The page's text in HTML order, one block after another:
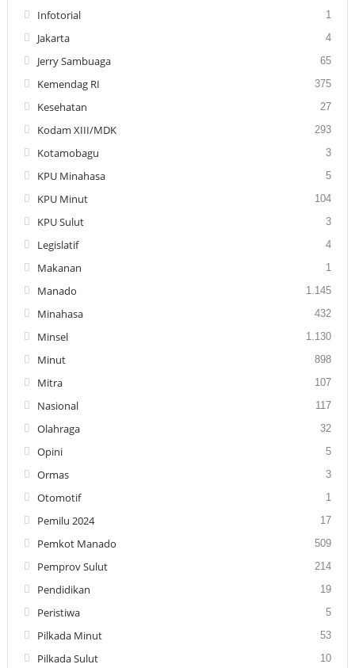
Infotorial 1
Jakarta 4
Jerry Sambuaga 65
Kemendag RI 375
Kesehatan 27
Kodam XIII/MDK 293
Kotamobagu 3
KPU Minahasa 5
KPU Minut 104
KPU Sulut 3
Legislatif 4
Makanan 1
Manado 1.145
Minahasa 432
Minsel 1.130
Minut 898
Mitra 107
Nasional 117
Olahraga 32
Opini 5
Ormas 3
Otomotif 1
Pemilu 2024 17
Pemkot Manado 509
Pemprov Sulut 214
Pendidikan 19
Peristiwa 5
Pilkada Minut 53
Pilkada Sulut 10